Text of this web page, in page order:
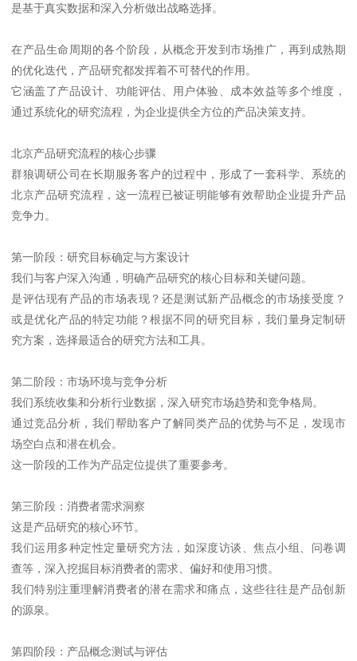
是基于真实数据和深入分析做出战略选择。
在产品生命周期的各个阶段，从概念开发到市场推广，再到成熟期
的优化迭代，产品研究都发挥着不可替代的作用。
它涵盖了产品设计、功能评估、用户体验、成本效益等多个维度，
通过系统化的研究流程，为企业提供全方位的产品决策支持。
北京产品研究流程的核心步骤
群狼调研公司在长期服务客户的过程中，形成了一套科学、系统的
北京产品研究流程，这一流程已被证明能够有效帮助企业提升产品
竞争力。
第一阶段：研究目标确定与方案设计
我们与客户深入沟通，明确产品研究的核心目标和关键问题。
是评估现有产品的市场表现？还是测试新产品概念的市场接受度？
或是优化产品的特定功能？根据不同的研究目标，我们量身定制研
究方案，选择最适合的研究方法和工具。
第二阶段：市场环境与竞争分析
我们系统收集和分析行业数据，深入研究市场趋势和竞争格局。
通过竞品分析，我们帮助客户了解同类产品的优势与不足，发现市
场空白点和潜在机会。
这一阶段的工作为产品定位提供了重要参考。
第三阶段：消费者需求洞察
这是产品研究的核心环节。
我们运用多种定性定量研究方法，如深度访谈、焦点小组、问卷调
查等，深入挖掘目标消费者的需求、偏好和使用习惯。
我们特别注重理解消费者的潜在需求和痛点，这些往往是产品创新
的源泉。
第四阶段：产品概念测试与评估